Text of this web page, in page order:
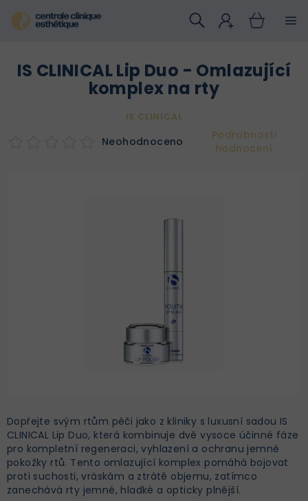
na
obsah
Dopřejte svým rtům péči jako z kliniky s luxusní sadou IS
CLINICAL Lip Duo, která kombinuje dvě vysoce účinné fáze
pro kompletní regeneraci, vyhlazení a ochranu jemné
pokožky rtů. Tento omlazující komplex pomáhá bojovat
proti suchosti, vráskám a ztrátě objemu, zatímco
zanechává rty jemné, hladké a opticky plnější.
IS CLINICAL Lip Duo - Omlazující
komplex na rty
IS CLINICAL
Neohodnoceno
Podrobnosti
hodnocení